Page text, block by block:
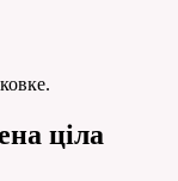
ціла